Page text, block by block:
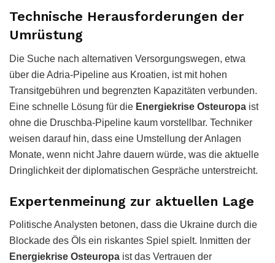
Technische Herausforderungen der
Umrüstung
Die Suche nach alternativen Versorgungswegen, etwa
über die Adria-Pipeline aus Kroatien, ist mit hohen
Transitgebühren und begrenzten Kapazitäten verbunden.
Eine schnelle Lösung für die Energiekrise Osteuropa ist
ohne die Druschba-Pipeline kaum vorstellbar. Techniker
weisen darauf hin, dass eine Umstellung der Anlagen
Monate, wenn nicht Jahre dauern würde, was die aktuelle
Dringlichkeit der diplomatischen Gespräche unterstreicht.
Expertenmeinung zur aktuellen Lage
Politische Analysten betonen, dass die Ukraine durch die
Blockade des Öls ein riskantes Spiel spielt. Inmitten der
Energiekrise Osteuropa ist das Vertrauen der